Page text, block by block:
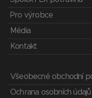
Pro výrobce
Média
Kontakt
Všeobecné obchodní
Ochrana osobních údajů